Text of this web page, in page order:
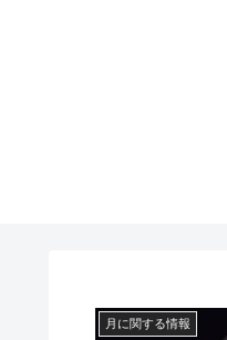
月に関する情報